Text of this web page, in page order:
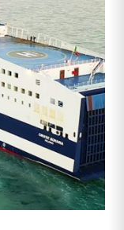
CERCA